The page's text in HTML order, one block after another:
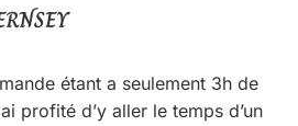
étant a seulement 3h de
profité d’y aller le temps d’un